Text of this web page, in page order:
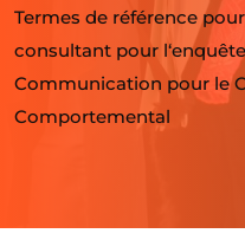
Termes de référence
consultant pour
Communication pour le
Comportemental